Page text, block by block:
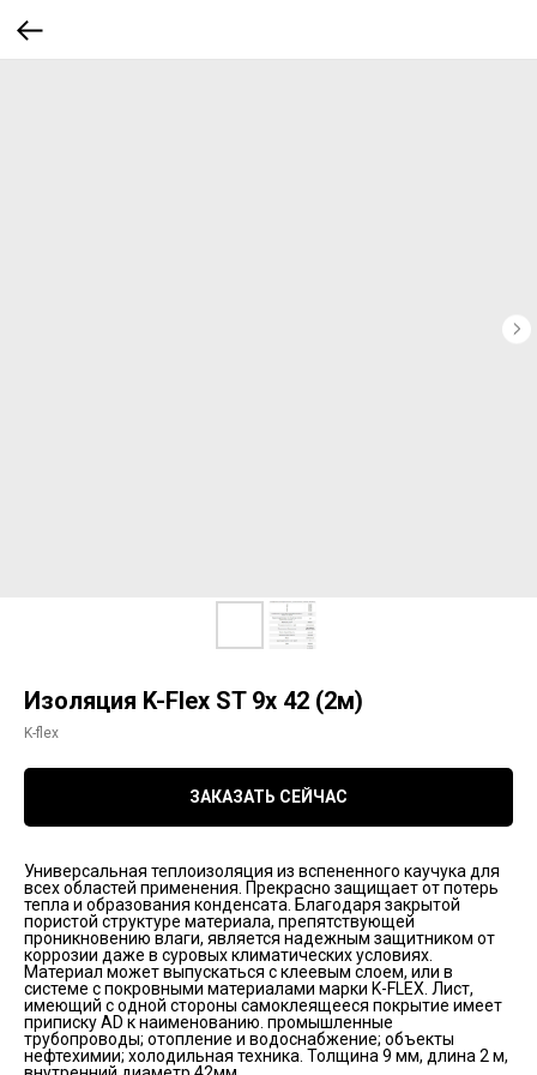
Изоляция K-Flex ST 9х 42 (2м)
K-flex
ЗАКАЗАТЬ СЕЙЧАС
Универсальная теплоизоляция из вспененного каучука для
всех областей применения. Прекрасно защищает от потерь
тепла и образования конденсата. Благодаря закрытой
пористой структуре материала, препятствующей
проникновению влаги, является надежным защитником от
коррозии даже в суровых климатических условиях.
Материал может выпускаться с клеевым слоем, или в
системе с покровными материалами марки K-FLEX. Лист,
имеющий с одной стороны самоклеящееся покрытие имеет
приписку AD к наименованию. промышленные
трубопроводы; отопление и водоснабжение; объекты
нефтехимии; холодильная техника. Толщина 9 мм, длина 2 м,